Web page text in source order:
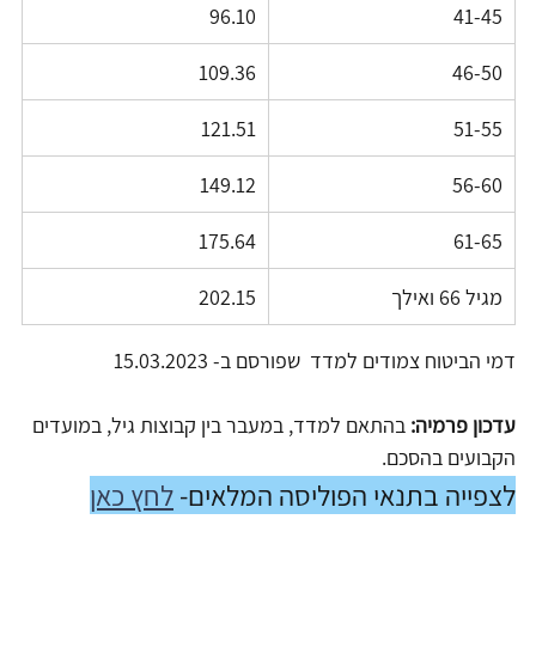
41-45
96.10
46-50
109.36
51-55
121.51
56-60
149.12
61-65
175.64
מגיל 66 ואילך 202.15
דמי הביטוח צמודים למדד  שפורסם ב- 15.03.2023
עדכון פרמיה: בהתאם למדד, במעבר בין קבוצות גיל, במועדים
הקבועים בהסכם.
לצפייה בתנאי הפוליסה המלאים- לחץ כאן